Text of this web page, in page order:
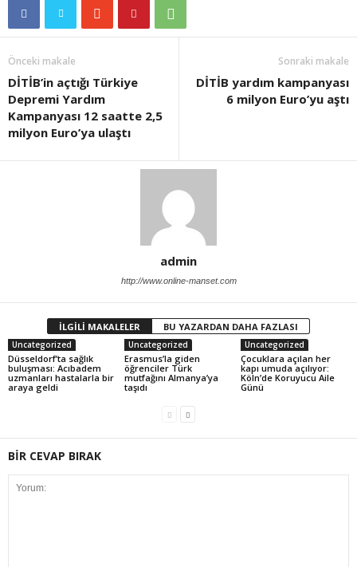
Önceki makale
DİTİB’in açtığı Türkiye
Depremi Yardım
Kampanyası 12 saatte 2,5
milyon Euro’ya ulaştı
Sonraki makale
DİTİB yardım kampanyası
6 milyon Euro’yu aştı
admin
http://www.online-manset.com
İLGİLİ MAKALELER BU YAZARDAN DAHA FAZLASI
Uncategorized
Düsseldorf’ta sağlık
buluşması: Acıbadem
uzmanları hastalarla bir
araya geldi
Uncategorized
Erasmus’la giden
öğrenciler Türk
mutfağını Almanya’ya
taşıdı
Uncategorized
Çocuklara açılan her
kapı umuda açılıyor:
Köln’de Koruyucu Aile
Günü
BİR CEVAP BIRAK